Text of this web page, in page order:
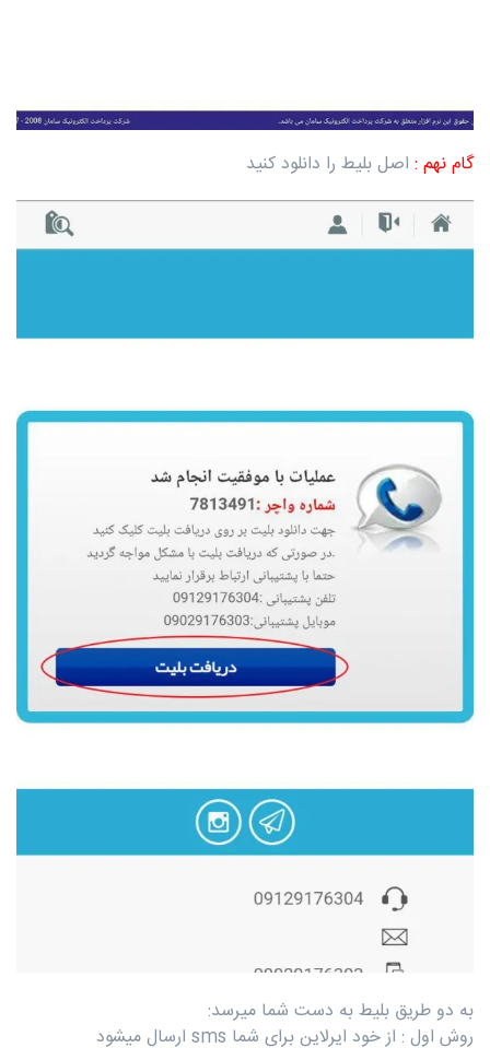
گام نهم : اصل بلیط را دانلود کنید
به دو طریق بلیط به دست شما میرسد:
روش اول : از خود ایرلاین برای شما sms ارسال میشود